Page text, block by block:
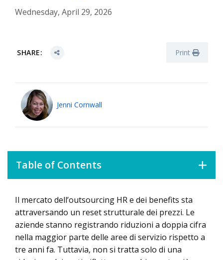
Wednesday, April 29, 2026
SHARE: Print
Jenni Cornwall
Table of Contents
Trend dei prezzi HCM SaaS
Trend dei prezzi nell’HR outsourcing
Trend dei prezzi nella benefits administration
Implicazioni per i team HR
Il mercato dell’outsourcing HR e dei benefits sta
attraversando un reset strutturale dei prezzi. Le
aziende stanno registrando riduzioni a doppia cifra
nella maggior parte delle aree di servizio rispetto a
tre anni fa. Tuttavia, non si tratta solo di una